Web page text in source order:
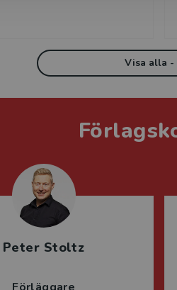
Visa alla -
Peter Stoltz
Förläggare